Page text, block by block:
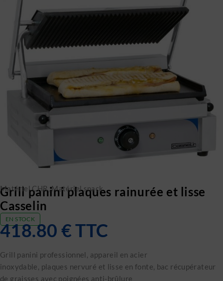
Matériel CHR,Matériel snack
Grill panini plaques rainurée et lisse
Casselin
EN STOCK
418.80 €TTC
Grill panini professionnel, appareil en acier
inoxydable, plaques nervuré et lisse en fonte, bac récupérateur
de graisses avec poignées anti-brûlure